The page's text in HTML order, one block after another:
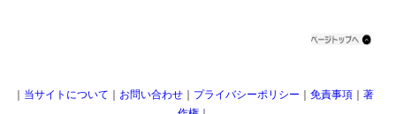
｜ 当サイトについて ｜ お問い合わせ ｜ プライバシーポリシー ｜ 免責事項 ｜ 著